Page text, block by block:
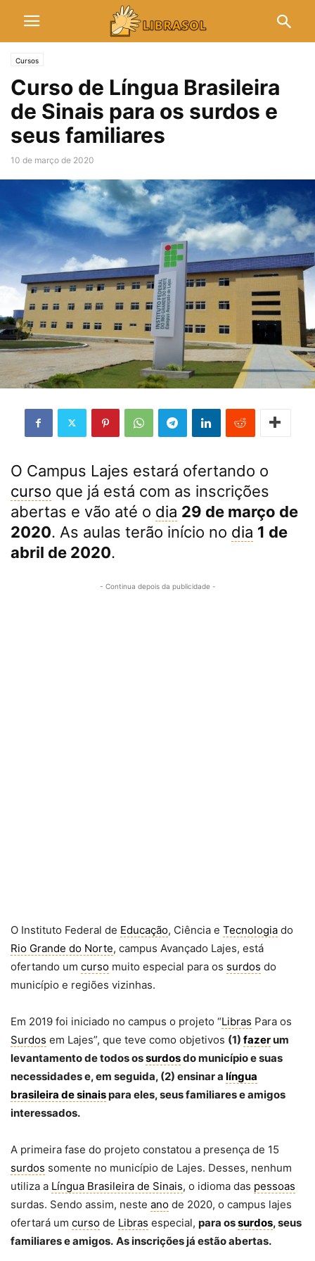
Cursos
Curso de Língua Brasileira
de Sinais para os surdos e
seus familiares
10 de março de 2020
O Campus Lajes estará ofertando o
curso que já está com as inscrições
abertas e vão até o dia 29 de março de
2020. As aulas terão início no dia 1 de
abril de 2020.
- Continua depois da publicidade -
O Instituto Federal de Educação, Ciência e Tecnologia do
Rio Grande do Norte, campus Avançado Lajes, está
ofertando um curso muito especial para os surdos do
município e regiões vizinhas.
Em 2019 foi iniciado no campus o projeto “Libras Para os
Surdos em Lajes”, que teve como objetivos (1) fazerum
levantamento de todos ossurdosdo município e suas
necessidades e, em seguida, (2) ensinar a língua
brasileira de sinaispara eles, seus familiares e amigos
interessados.
A primeira fase do projeto constatou a presença de 15
surdos somente no município de Lajes. Desses, nenhum
utiliza a Língua Brasileira de Sinais, o idioma das pessoas
surdas. Sendo assim, neste ano de 2020, o campus lajes
ofertará um curso de Libras especial, para ossurdos, seus
familiares e amigos. As inscrições já estão abertas.